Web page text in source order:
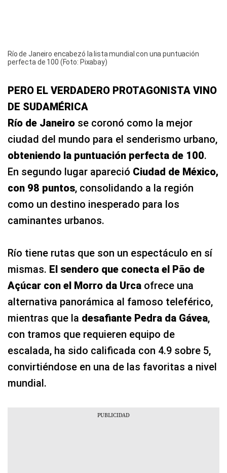
Río de Janeiro encabezó la lista mundial con una puntuación
perfecta de 100 (Foto: Pixabay)
PERO EL VERDADERO PROTAGONISTA VINO
DE SUDAMÉRICA
Río de Janeiro se coronó como la mejor
ciudad del mundo para el senderismo urbano,
obteniendo la puntuación perfecta de 100.
En segundo lugar apareció Ciudad de México,
con 98 puntos, consolidando a la región
como un destino inesperado para los
caminantes urbanos.
Río tiene rutas que son un espectáculo en sí
mismas. El sendero que conecta el Pão de
Açúcar con el Morro da Urca ofrece una
alternativa panorámica al famoso teleférico,
mientras que la desafiante Pedra da Gávea,
con tramos que requieren equipo de
escalada, ha sido calificada con 4.9 sobre 5,
convirtiéndose en una de las favoritas a nivel
mundial.